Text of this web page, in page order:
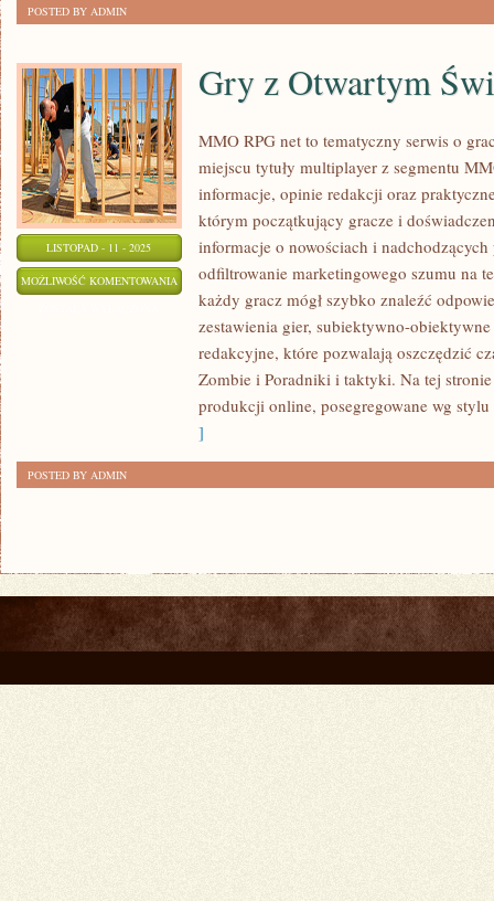
POSTED BY ADMIN
LISTOPAD - 11 - 2025
MOŻLIWOŚĆ KOMENTOWANIA
OTWARTYM
ŚWIATEM
Gry z Otwartym
MMO RPG net to tematyczny serwis o
miejscu tytuły multiplayer z segmentu
informacje, opinie redakcji oraz
którym początkujący gracze i
informacje o nowościach i
odfiltrowanie marketingowego szumu na
każdy gracz mógł szybko znaleźć
zestawienia gier, subiektywno-
redakcyjne, które pozwalają oszczędzić
Zombie i Poradniki i taktyki. Na tej
produkcji online, posegregowane wg
]
POSTED BY ADMIN